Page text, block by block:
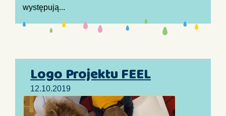
występują...
Logo Projektu FEEL
12.10.2019